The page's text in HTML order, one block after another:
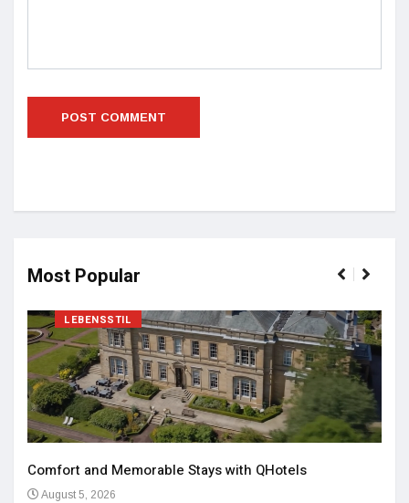
Most Popular
LEBENSSTIL
Comfort and Memorable Stays with QHotels
August 5, 2026